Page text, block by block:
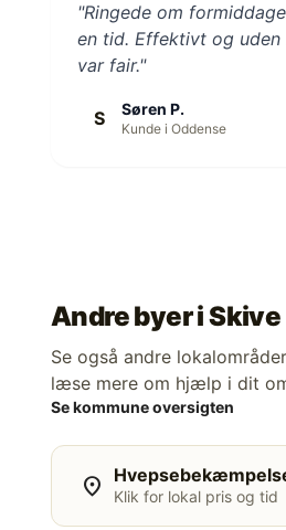
"Ringede om
en tid. Effektivt og
var fair."
S Søren P.
Kunde i Oddense
Andre byer i
Se også andre
læse mere om hjælp i dit
Se kommune oversigten
location_on Klik for lokal pris og tid